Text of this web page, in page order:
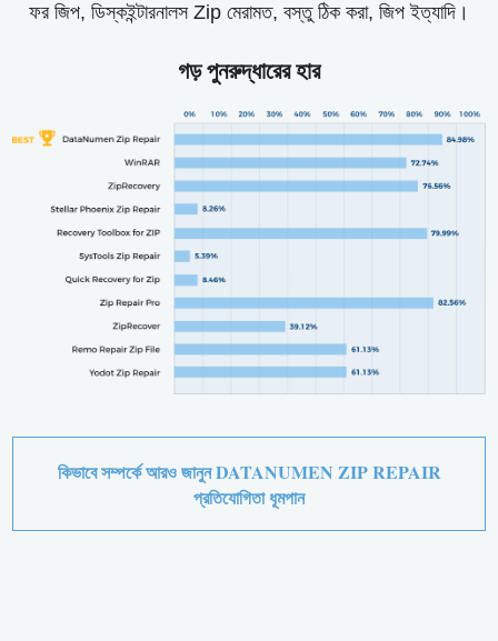
ফর জিপ, ডিস্কইন্টারনালস Zip মেরামত, বস্তু ঠিক করা, জিপ ইত্যাদি।
গড় পুনরুদ্ধারের হার
কিভাবে সম্পর্কে আরও জানুন DATANUMEN ZIP REPAIR
প্রতিযোগিতা ধূমপান